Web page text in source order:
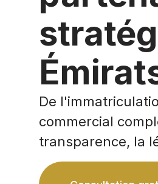
De
commercial
transparence, la